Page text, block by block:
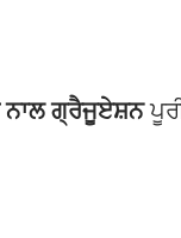
ਗ੍ਰੈਜੂਏਸ਼ਨ